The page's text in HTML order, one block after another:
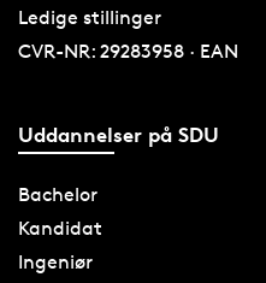
Ledige stillinger
CVR-NR: 29283958 · EAN
Uddannelser på SDU
Bachelor
Kandidat
Ingeniør